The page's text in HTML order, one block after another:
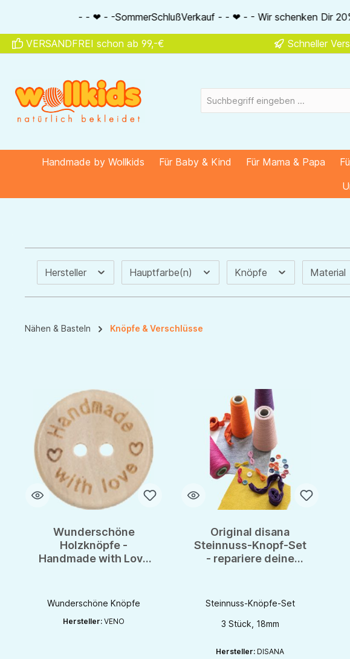
Zur Hauptnavigation springen
- - ❤ - -SommerSchlußVerkauf - - ❤ - - Wir schenken Dir 20% auf alle
VERSANDFREI schon ab 99,-€ Schneller
Handmade by Wollkids Für Baby & Kind Für Mama & Papa
Hersteller Hauptfarbe(n) Knöpfe Material
Nähen & Basteln Knöpfe & Verschlüsse
Wunderschöne
Holzknöpfe -
Handmade with Love
Wunderschöne Knöpfe
Hersteller:VENO
Original disana
Steinnuss-Knopf-Set
- repariere deine
Steinnuss-Knöpfe-Set
3 Stück, 18mm
Hersteller: DISANA